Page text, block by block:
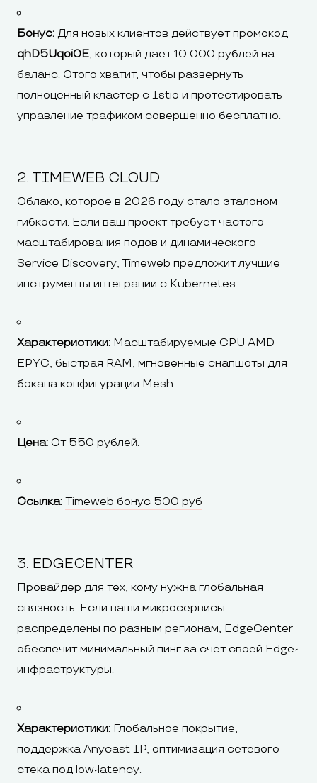
Бонус: Для новых клиентов действует промокод
qhD5Uqoi0E, который дает 10 000 рублей на
баланс. Этого хватит, чтобы развернуть
полноценный кластер с Istio и протестировать
управление трафиком совершенно бесплатно.
2. TIMEWEB CLOUD
Облако, которое в 2026 году стало эталоном
гибкости. Если ваш проект требует частого
масштабирования подов и динамического
Service Discovery, Timeweb предложит лучшие
инструменты интеграции с Kubernetes.
Характеристики: Масштабируемые CPU AMD
EPYC, быстрая RAM, мгновенные снапшоты для
бэкапа конфигурации Mesh.
Цена: От 550 рублей.
Ссылка: Timeweb бонус 500 руб
3. EDGECENTER
Провайдер для тех, кому нужна глобальная
связность. Если ваши микросервисы
распределены по разным регионам, EdgeCenter
обеспечит минимальный пинг за счет своей Edge-
инфраструктуры.
Характеристики: Глобальное покрытие,
поддержка Anycast IP, оптимизация сетевого
стека под low-latency.